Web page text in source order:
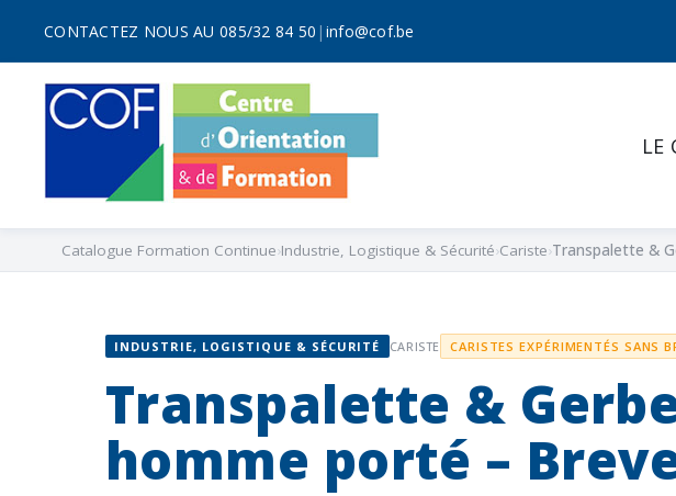
CONTACTEZ NOUS AU 085/32 84 50 | info@cof.be
LE
Catalogue Formation Continue Industrie, Logistique & Sécurité Cariste Transpalette &
INDUSTRIE, LOGISTIQUE & SÉCURITÉ CARISTE CARISTES EXPÉRIMENTÉS SANS
Transpalette &
homme porté –